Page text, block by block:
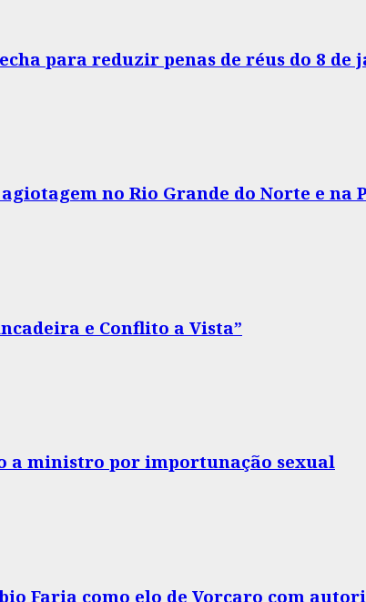
para reduzir penas de réus do 8 de
no Rio Grande do Norte e na
e Conflito a Vista”
a ministro por importunação sexual
Faria como elo de Vorcaro com